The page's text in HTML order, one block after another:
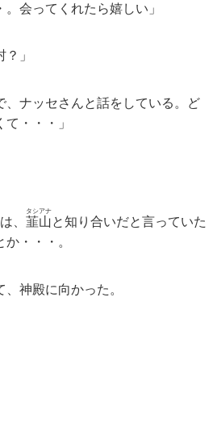
会ってくれたら嬉しい」
」
、ナッセさんと話をしている。ど
・・・」
、韮山
タシアナ
と知り合いだと言っていた
・・・。
神殿に向かった。